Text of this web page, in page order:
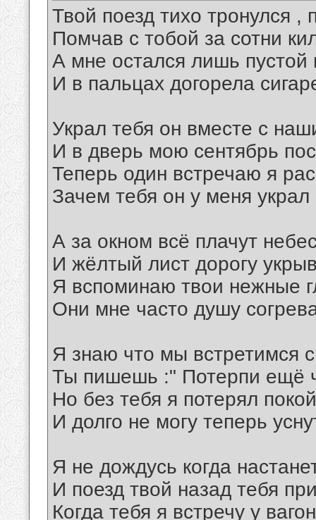
Твой поезд тихо тронулся ,
Помчав с тобой за сотни
А мне остался лишь пустой
И в пальцах догорела
Украл тебя он вместе с
И в дверь мою сентябрь
Теперь один встречаю я
Зачем тебя он у меня украл
А за окном всё плачут
И жёлтый лист дорогу
Я вспоминаю твои нежные
Они мне часто душу
Я знаю что мы встретимся
Ты пишешь :" Потерпи ещё
Но без тебя я потерял покой
И долго не могу теперь
Я не дождусь когда
И поезд твой назад тебя
Когда тебя я встречу у